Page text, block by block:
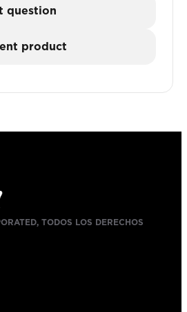
question
product
TODOS LOS DERECHOS